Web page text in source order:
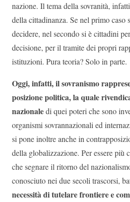
nazione. Il tema della sovranità,
della cittadinanza. Se nel primo caso
decidere, nel secondo si è cittadini
decisione, per il tramite dei propri
istituzioni. Pura teoria? Solo in parte.
Oggi, infatti, il sovranismo
posizione politica, la quale
nazionaledi quei poteri che sono
organismi sovrannazionali ed
si pone inoltre anche in
della globalizzazione. Per essere più
che segnare il ritorno del
conosciuto nei due secoli trascorsi,
necessità di tutelare frontiere e